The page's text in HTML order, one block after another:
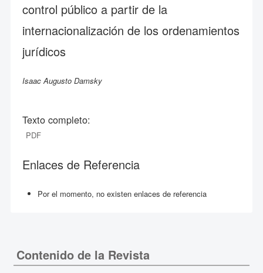
control público a partir de la
internacionalización de los ordenamientos
jurídicos
Isaac Augusto Damsky
Texto completo:
PDF
Enlaces de Referencia
Por el momento, no existen enlaces de referencia
Contenido de la Revista